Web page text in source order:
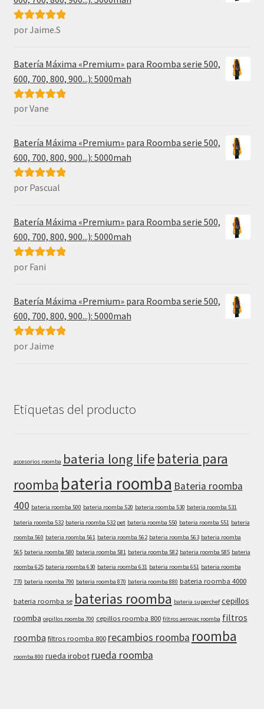
Valorado con
por Jaime.S
Batería Máxima «Premium» para Roomba serie 500,
600, 700, 800, 900...): 5000mah
Valorado con
por Vane
Batería Máxima «Premium» para Roomba serie 500,
600, 700, 800, 900...): 5000mah
Valorado con
por Pascual
Batería Máxima «Premium» para Roomba serie 500,
600, 700, 800, 900...): 5000mah
Valorado con
por Fani
Batería Máxima «Premium» para Roomba serie 500,
600, 700, 800, 900...): 5000mah
Valorado con
por Jaime
Etiquetas del producto
accesorios roomba bateria long life bateria para
roomba bateria roomba Bateria roomba
400 bateria roomba 500 bateria roomba 520 bateria roomba 530 bateria roomba 531
bateria roomba 532 bateria roomba 532 pet bateria roomba 550 bateria roomba 551 bateria
roomba 560 bateria roomba 561 bateria roomba 562 bateria roomba 563 bateria roomba
565 bateria roomba 580 bateria roomba 581 bateria roomba 582 bateria roomba 585 bateria
roomba 625 bateria roomba 630 bateria roomba 631 bateria roomba 651 bateria roomba
770 bateria roomba 790 bateria roomba 870 bateria roomba 880 bateria roomba 4000
bateria roomba se baterias roomba bateria superchef cepillos
roomba cepillos roomba 700 cepillos roomba 800 filtros aerovac roomba filtros
roomba filtros roomba 800 recambios roomba roomba
roomba 800 rueda irobot rueda roomba